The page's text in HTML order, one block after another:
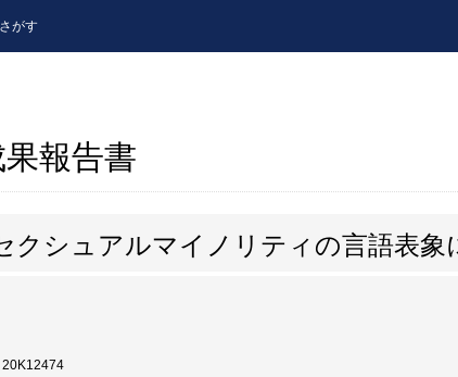
がす
報告書
クシュアルマイノリティの言語表象
20K12474